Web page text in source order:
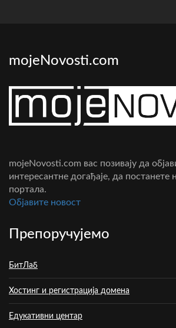
mojeNovosti.com
mojeNovosti.com вас позивају да
интересантне догађаје, да постанете
портала.
Oбјавите новост
Препоручујемо
БитЛаб
Хостинг и регистрација домена
Едукативни центар